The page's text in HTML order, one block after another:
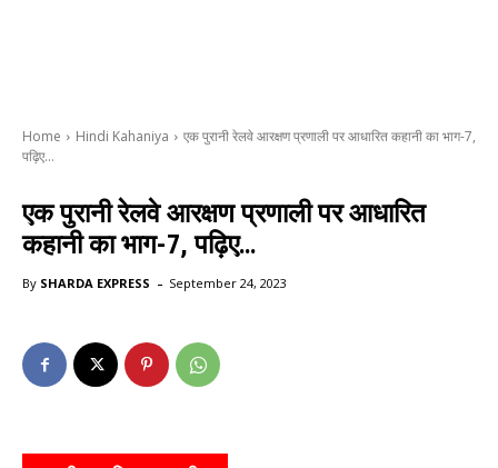
Home Hindi Kahaniya
एक पुरानी रेलवे आरक्षण प्रणाली पर आधारित कहानी का भाग-7,
पढ़िए…
एक पुरानी रेलवे आरक्षण प्रणाली पर आधारित
कहानी का भाग-7, पढ़िए…
By SHARDA EXPRESS - September 24, 2023